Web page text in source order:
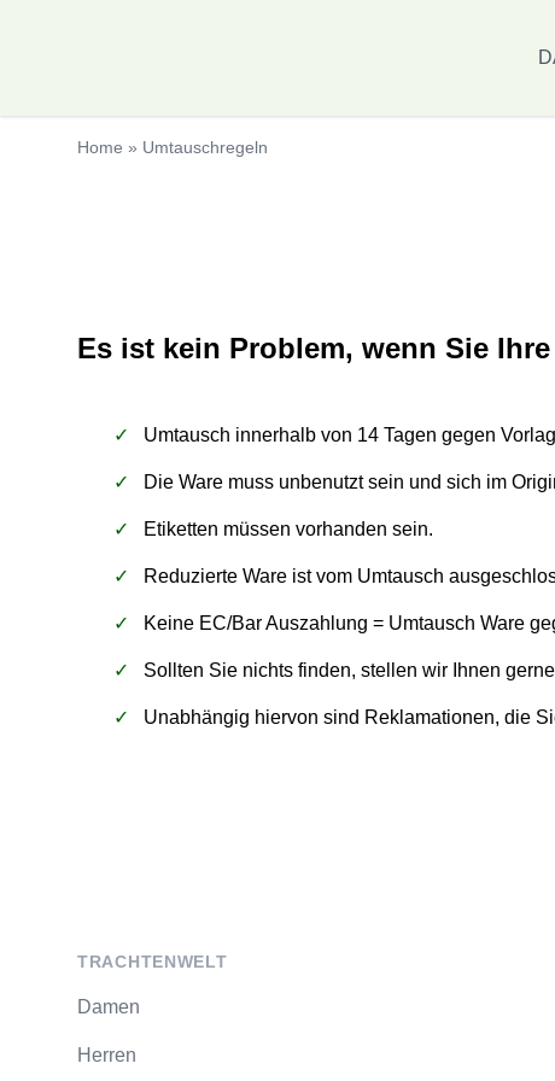
Home » Umtauschregeln
Es ist kein Problem, wenn Sie
Umtausch innerhalb von 14 Tagen gegen
Die Ware muss unbenutzt sein und sich im
Etiketten müssen vorhanden sein.
Reduzierte Ware ist vom Umtausch
Keine EC/Bar Auszahlung = Umtausch Ware
Sollten Sie nichts finden, stellen wir Ihnen
Unabhängig hiervon sind Reklamationen, die
TRACHTENWELT
Damen
Herren